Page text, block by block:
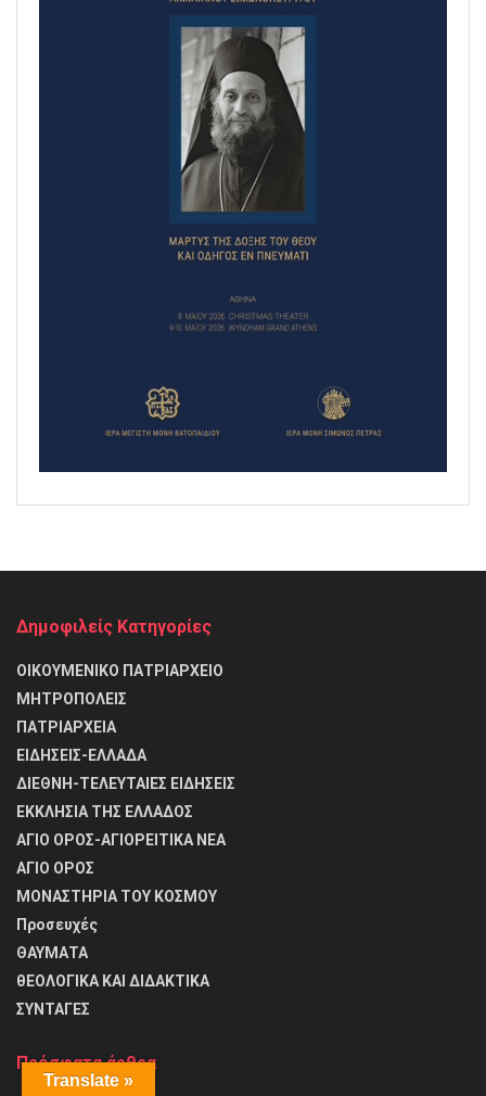
Δημοφιλείς Κατηγορίες
ΟΙΚΟΥΜΕΝΙΚΟ ΠΑΤΡΙΑΡΧΕΙΟ
ΜΗΤΡΟΠΟΛΕΙΣ
ΠΑΤΡΙΑΡΧΕΙΑ
ΕΙΔΗΣΕΙΣ-ΕΛΛΑΔΑ
ΔΙΕΘΝΗ-ΤΕΛΕΥΤΑΙΕΣ ΕΙΔΗΣΕΙΣ
ΕΚΚΛΗΣΙΑ ΤΗΣ ΕΛΛΑΔΟΣ
ΑΓΙΟ ΟΡΟΣ-ΑΓΙΟΡΕΙΤΙΚΑ ΝΕΑ
ΑΓΙΟ ΟΡΟΣ
ΜΟΝΑΣΤΗΡΙΑ ΤΟΥ ΚΟΣΜΟΥ
Προσευχές
ΘΑΥΜΑΤΑ
θΕΟΛΟΓΙΚΑ ΚΑΙ ΔΙΔΑΚΤΙΚΑ
ΣΥΝΤΑΓΕΣ
Πρόσφατα άρθρα
Translate »